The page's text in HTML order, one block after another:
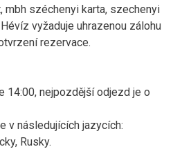
mbh széchenyi karta, szechenyi
vyžaduje uhrazenou zálohu
rezervace.
14:00, nejpozdější odjezd je o
v následujících jazycích:
Rusky.